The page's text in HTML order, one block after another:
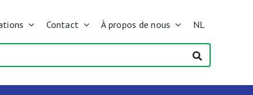
Contact À propos de nous NL